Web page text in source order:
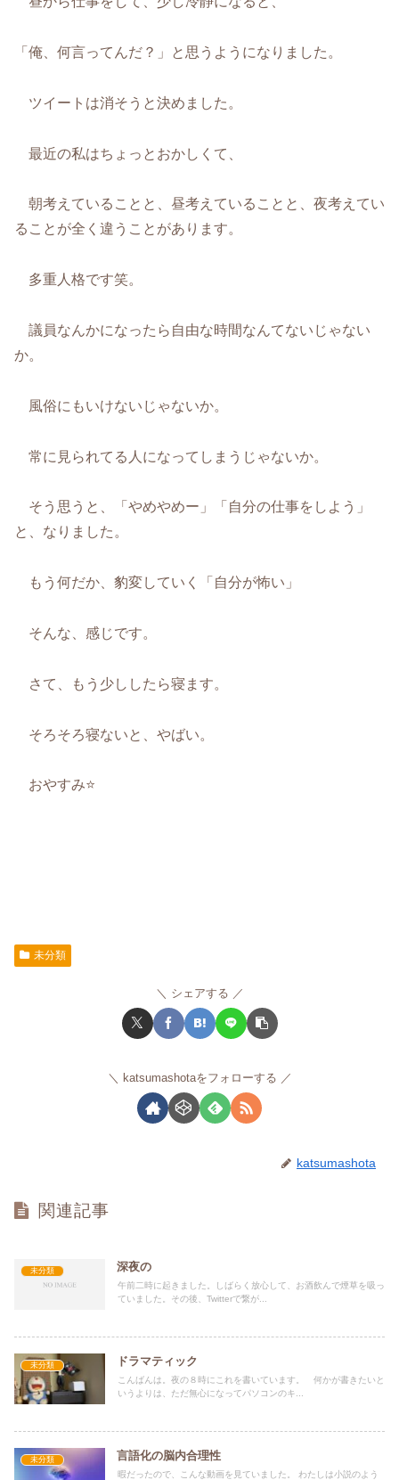
「俺、何言ってんだ？」と思うようになりました。
ツイートは消そうと決めました。
最近の私はちょっとおかしくて、
朝考えていることと、昼考えていることと、夜考えてい
ることが全く違うことがあります。
多重人格です笑。
議員なんかになったら自由な時間なんてないじゃない
か。
風俗にもいけないじゃないか。
常に見られてる人になってしまうじゃないか。
そう思うと、「やめやめー」「自分の仕事をしよう」
と、なりました。
もう何だか、豹変していく「自分が怖い」
そんな、感じです。
さて、もう少ししたら寝ます。
そろそろ寝ないと、やばい。
おやすみ⭐️
未分類
シェアする
katsumashotaをフォローする
katsumashota
関連記事
未分類 深夜の
午前二時に起きました。しばらく放心して、お酒飲んで煙草を吸っ
ていました。その後、Twitterで繋が...
未分類 ドラマティック
こんばんは。夜の８時にこれを書いています。 何かが書きたいと
いうよりは、ただ無心になってパソコンのキ...
未分類 言語化の脳内合理性
暇だったので、こんな動画を見ていました。 わたしは小説のよう